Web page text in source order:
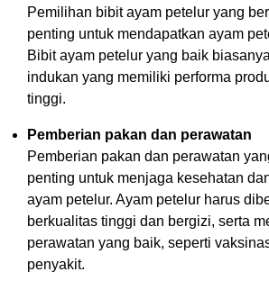
Pemilihan bibit ayam petelur yang
penting untuk mendapatkan ayam
Bibit ayam petelur yang baik
indukan yang memiliki performa
tinggi.
Pemberian pakan dan perawatan
Pemberian pakan dan perawatan
penting untuk menjaga kesehatan
ayam petelur. Ayam petelur harus
berkualitas tinggi dan bergizi, serta
perawatan yang baik, seperti
penyakit.